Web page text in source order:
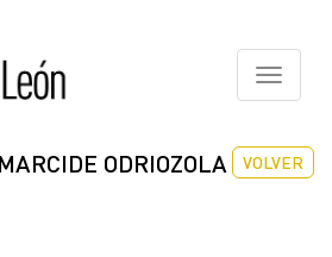
Toggle
VOLVER
ODRIOZOLA